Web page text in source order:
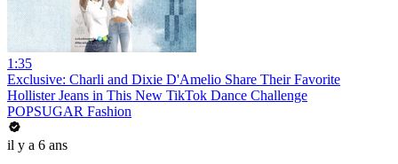
1:35
Exclusive: Charli and Dixie D'Amelio Share Their Favorite
Hollister Jeans in This New TikTok Dance Challenge
POPSUGAR Fashion
il y a 6 ans